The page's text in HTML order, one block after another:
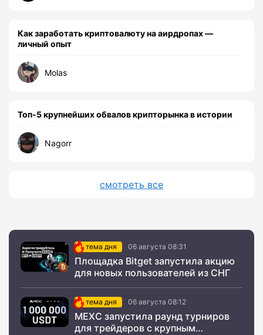
Как заработать криптовалюту на аирдропах —
личный опыт
Molas
Топ-5 крупнейших обвалов крипторынка в истории
Nagorr
смотреть все
тема дня 06 августа 08:31
Площадка Bitget запустила акцию
для новых пользователей из СНГ
тема дня 06 августа 08:12
MEXC запустила раунд турниров
для трейдеров с крупным